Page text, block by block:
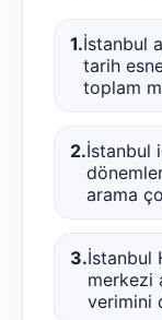
1.İstanbul
tarih
toplam
2.İstanbul
arama
3.İstanbul
merkezi
verimini